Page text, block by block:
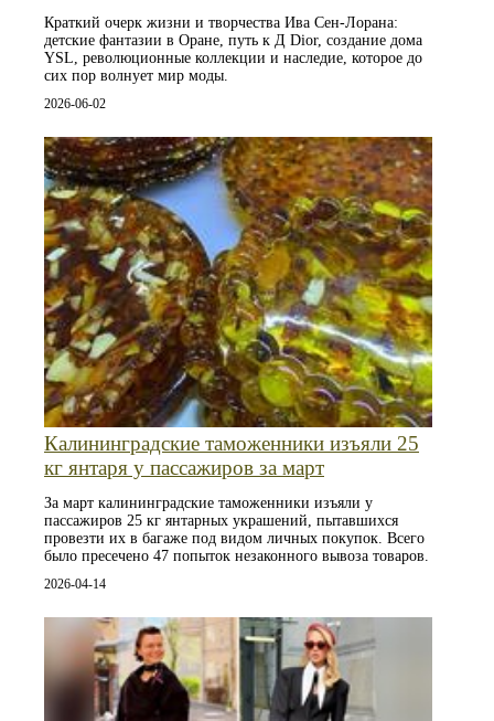
Краткий очерк жизни и творчества Ива Сен-Лорана:
детские фантазии в Оране, путь к Д Dior, создание дома
YSL, революционные коллекции и наследие, которое до
сих пор волнует мир моды.
2026-06-02
Калининградские таможенники изъяли 25
кг янтаря у пассажиров за март
За март калининградские таможенники изъяли у
пассажиров 25 кг янтарных украшений, пытавшихся
провезти их в багаже под видом личных покупок. Всего
было пресечено 47 попыток незаконного вывоза товаров.
2026-04-14